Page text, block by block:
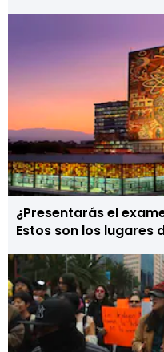
¿Presentarás el
Estos son los lugares